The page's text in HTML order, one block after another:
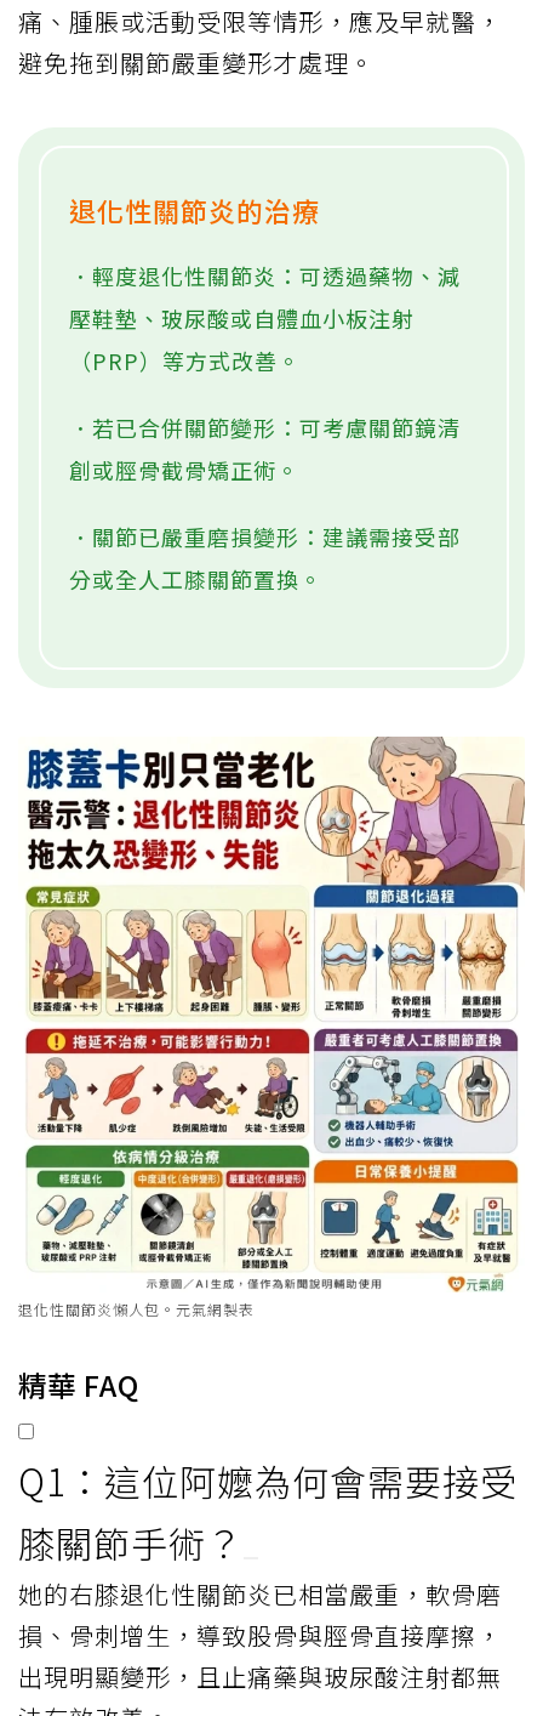
痛、腫脹或活動受限等情形，應及早就醫，
避免拖到關節嚴重變形才處理。
退化性關節炎的治療
．輕度退化性關節炎：可透過藥物、減
壓鞋墊、玻尿酸或自體血小板注射
（PRP）等方式改善。
．若已合併關節變形：可考慮關節鏡清
創或脛骨截骨矯正術。
．關節已嚴重磨損變形：建議需接受部
分或全人工膝關節置換。
退化性關節炎懶人包。元氣網製表
精華 FAQ
Q1：這位阿嬤為何會需要接受
膝關節手術？
她的右膝退化性關節炎已相當嚴重，軟骨磨
損、骨刺增生，導致股骨與脛骨直接摩擦，
出現明顯變形，且止痛藥與玻尿酸注射都無